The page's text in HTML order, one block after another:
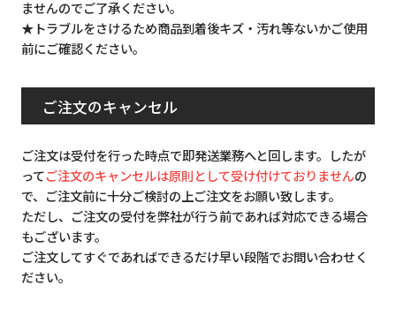
ませんのでご了承ください。
★トラブルをさけるため商品到着後キズ・汚れ等ないかご使用
前にご確認ください。
ご注文のキャンセル
ご注文は受付を行った時点で即発送業務へと回します。したが
ってご注文のキャンセルは原則として受け付けておりませんの
で、ご注文前に十分ご検討の上ご注文をお願い致します。
ただし、ご注文の受付を弊社が行う前であれば対応できる場合
もございます。
ご注文してすぐであればできるだけ早い段階でお問い合わせく
ださい。